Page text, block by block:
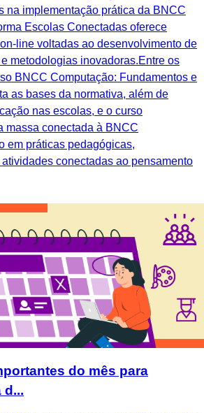
na implementação prática da BNCC
Escolas Conectadas oferece
line voltadas ao desenvolvimento de
metodologias inovadoras.Entre os
BNCC Computação: Fundamentos e
as bases da normativa, além de
nas escolas, e o curso
massa conectada à BNCC
em práticas pedagógicas,
conectadas ao pensamento
do mês para
d...